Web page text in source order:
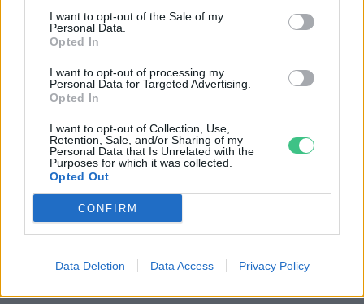
I want to opt-out of the Sale of my
Personal Data.
Opted In
I want to opt-out of processing my
Personal Data for Targeted Advertising.
Opted In
I want to opt-out of Collection, Use,
Retention, Sale, and/or Sharing of my
Personal Data that Is Unrelated with the
Purposes for which it was collected.
Opted Out
CONFIRM
Data Deletion Data Access Privacy Policy
tartanunk ezeket a döntéseket.